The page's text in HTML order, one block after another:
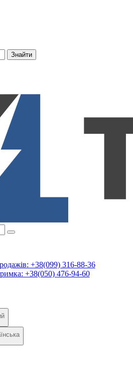
+38(099) 316-88-36
+38(050) 476-94-60